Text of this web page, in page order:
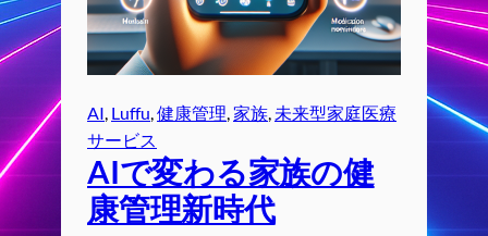
AI, Luffu, 健康管理, 家族, 未来型家庭医療
サービス
AIで変わる家族の健
康管理新時代